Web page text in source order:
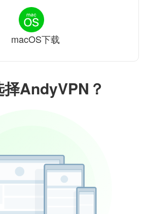
择AndyVPN？
macOS下载